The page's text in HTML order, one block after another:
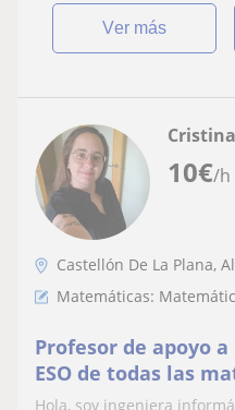
ver más
10€/h
Cristina
Castellón De La Plana,
Matemáticas:
Profesor de apoyo
ESO de todas las
matemáticas e
Hola, soy ingeniera